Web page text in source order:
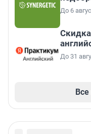
До 6
До 31